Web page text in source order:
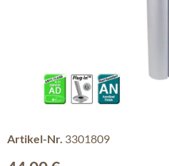
Artikel-Nr. 3301809
Regulärer Preis: